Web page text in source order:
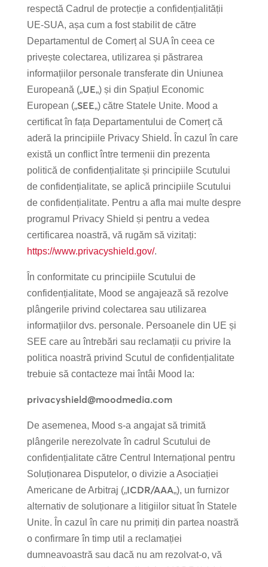
respectă Cadrul de protecție a confidențialității
UE-SUA, așa cum a fost stabilit de către
Departamentul de Comerț al SUA în ceea ce
privește colectarea, utilizarea și păstrarea
informațiilor personale transferate din Uniunea
Europeană („UE„) și din Spațiul Economic
European („SEE„) către Statele Unite. Mood a
certificat în fața Departamentului de Comerț că
aderă la principiile Privacy Shield. În cazul în care
există un conflict între termenii din prezenta
politică de confidențialitate și principiile Scutului
de confidențialitate, se aplică principiile Scutului
de confidențialitate. Pentru a afla mai multe despre
programul Privacy Shield și pentru a vedea
certificarea noastră, vă rugăm să vizitați:
https://www.privacyshield.gov/.
În conformitate cu principiile Scutului de
confidențialitate, Mood se angajează să rezolve
plângerile privind colectarea sau utilizarea
informațiilor dvs. personale. Persoanele din UE și
SEE care au întrebări sau reclamații cu privire la
politica noastră privind Scutul de confidențialitate
trebuie să contacteze mai întâi Mood la:
privacyshield@moodmedia.com
De asemenea, Mood s-a angajat să trimită
plângerile nerezolvate în cadrul Scutului de
confidențialitate către Centrul Internațional pentru
Soluționarea Disputelor, o divizie a Asociației
Americane de Arbitraj („ICDR/AAA„), un furnizor
alternativ de soluționare a litigiilor situat în Statele
Unite. În cazul în care nu primiți din partea noastră
o confirmare în timp util a reclamației
dumneavoastră sau dacă nu am rezolvat-o, vă